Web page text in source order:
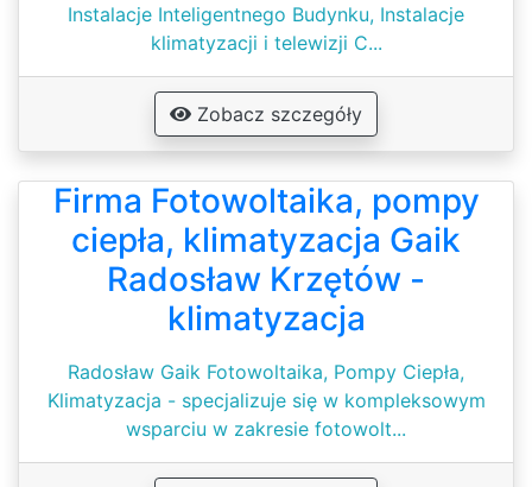
Instalacje Inteligentnego Budynku, Instalacje
klimatyzacji i telewizji C...
Zobacz szczegóły
Firma Fotowoltaika, pompy
ciepła, klimatyzacja Gaik
Radosław Krzętów -
klimatyzacja
Radosław Gaik Fotowoltaika, Pompy Ciepła,
Klimatyzacja - specjalizuje się w kompleksowym
wsparciu w zakresie fotowolt...